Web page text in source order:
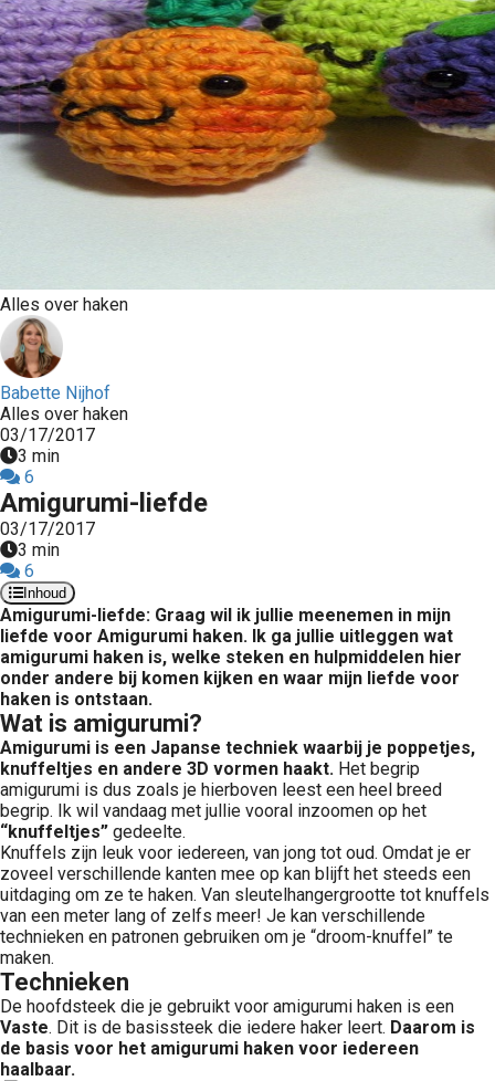
Alles over haken
Babette Nijhof
Alles over haken
03/17/2017
3 min
6
Amigurumi-liefde
03/17/2017
3 min
6
Inhoud
Amigurumi-liefde: Graag wil ik jullie meenemen in mijn
liefde voor Amigurumi haken. Ik ga jullie uitleggen wat
amigurumi haken is, welke steken en hulpmiddelen hier
onder andere bij komen kijken en waar mijn liefde voor
haken is ontstaan.
Wat is amigurumi?
Amigurumi is een Japanse techniek waarbij je poppetjes,
knuffeltjes en andere 3D vormen haakt. Het begrip
amigurumi is dus zoals je hierboven leest een heel breed
begrip. Ik wil vandaag met jullie vooral inzoomen op het
“knuffeltjes” gedeelte.
Knuffels zijn leuk voor iedereen, van jong tot oud. Omdat je er
zoveel verschillende kanten mee op kan blijft het steeds een
uitdaging om ze te haken. Van sleutelhangergrootte tot knuffels
van een meter lang of zelfs meer! Je kan verschillende
technieken en patronen gebruiken om je “droom-knuffel” te
maken.
Technieken
De hoofdsteek die je gebruikt voor amigurumi haken is een
Vaste. Dit is de basissteek die iedere haker leert. Daarom is
de basis voor het amigurumi haken voor iedereen
haalbaar.